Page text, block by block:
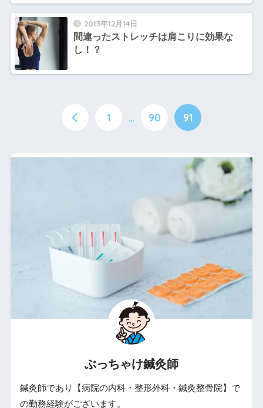
2013年12月14日
間違ったストレッチは肩こりに効果な
し！？
1 … 90 91
ぶっちゃけ鍼灸師
鍼灸師であり【病院の内科・整形外科・鍼灸整骨院】で
の勤務経験がございます。